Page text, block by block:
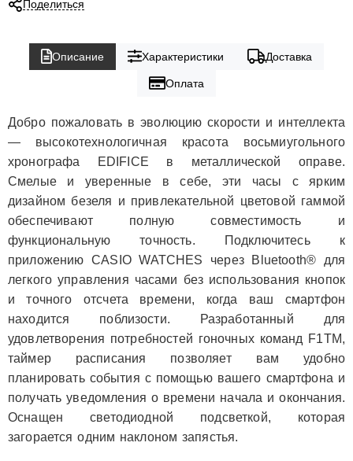
Поделиться
Описание Характеристики Доставка
Оплата
Добро пожаловать в эволюцию скорости и интеллекта
— высокотехнологичная красота восьмиугольного
хронографа EDIFICE в металлической оправе.
Смелые и уверенные в себе, эти часы с ярким
дизайном безеля и привлекательной цветовой гаммой
обеспечивают полную совместимость и
функциональную точность. Подключитесь к
приложению CASIO WATCHES через Bluetooth® для
легкого управления часами без использования кнопок
и точного отсчета времени, когда ваш смартфон
находится поблизости. Разработанный для
удовлетворения потребностей гоночных команд F1TM,
таймер расписания позволяет вам удобно
планировать события с помощью вашего смартфона и
получать уведомления о времени начала и окончания.
Оснащен светодиодной подсветкой, которая
загорается одним наклоном запястья.